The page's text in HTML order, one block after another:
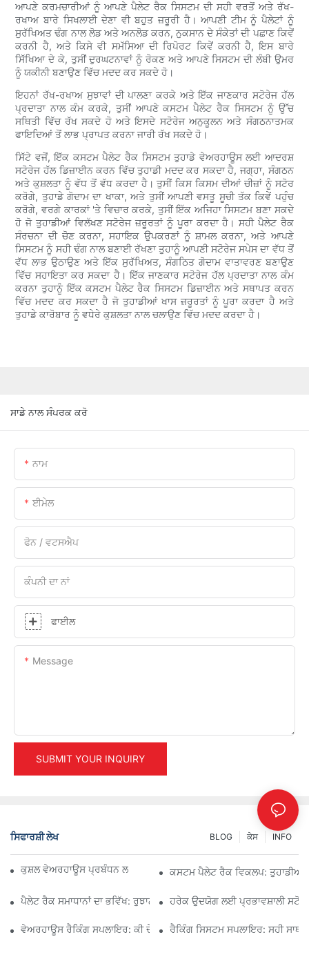
ਆਪਣੇ ਕਰਮਚਾਰੀਆਂ ਨੂੰ ਆਪਣੇ ਪੈਲੇਟ ਰੈਕ ਸਿਸਟਮ ਦੀ ਸਹੀ ਵਰਤੋਂ ਅਤੇ ਰੱਖ-
ਰਖਾਅ ਬਾਰੇ ਸਿਖਲਾਈ ਦੇਣਾ ਵੀ ਬਹੁਤ ਜ਼ਰੂਰੀ ਹੈ। ਆਪਣੀ ਟੀਮ ਨੂੰ ਪੈਲੇਟਾਂ ਨੂੰ
ਸੁਰੱਖਿਅਤ ਢੰਗ ਨਾਲ ਲੋਡ ਅਤੇ ਅਨਲੋਡ ਕਰਨ, ਨੁਕਸਾਨ ਦੇ ਸੰਕੇਤਾਂ ਦੀ ਪਛਾਣ ਕਿਵੇਂ
ਕਰਨੀ ਹੈ, ਅਤੇ ਕਿਸੇ ਵੀ ਸਮੱਸਿਆ ਦੀ ਰਿਪੋਰਟ ਕਿਵੇਂ ਕਰਨੀ ਹੈ, ਇਸ ਬਾਰੇ
ਸਿੱਖਿਆ ਦੇ ਕੇ, ਤੁਸੀਂ ਦੁਰਘਟਨਾਵਾਂ ਨੂੰ ਰੋਕਣ ਅਤੇ ਆਪਣੇ ਸਿਸਟਮ ਦੀ ਲੰਬੀ ਉਮਰ
ਨੂੰ ਯਕੀਨੀ ਬਣਾਉਣ ਵਿੱਚ ਮਦਦ ਕਰ ਸਕਦੇ ਹੋ।
ਇਹਨਾਂ ਰੱਖ-ਰਖਾਅ ਸੁਝਾਵਾਂ ਦੀ ਪਾਲਣਾ ਕਰਕੇ ਅਤੇ ਇੱਕ ਜਾਣਕਾਰ ਸਟੋਰੇਜ ਹੱਲ
ਪ੍ਰਦਾਤਾ ਨਾਲ ਕੰਮ ਕਰਕੇ, ਤੁਸੀਂ ਆਪਣੇ ਕਸਟਮ ਪੈਲੇਟ ਰੈਕ ਸਿਸਟਮ ਨੂੰ ਉੱਚ
ਸਥਿਤੀ ਵਿੱਚ ਰੱਖ ਸਕਦੇ ਹੋ ਅਤੇ ਇਸਦੇ ਸਟੋਰੇਜ ਅਨੁਕੂਲਨ ਅਤੇ ਸੰਗਠਨਾਤਮਕ
ਫਾਇਦਿਆਂ ਤੋਂ ਲਾਭ ਪ੍ਰਾਪਤ ਕਰਨਾ ਜਾਰੀ ਰੱਖ ਸਕਦੇ ਹੋ।
ਸਿੱਟੇ ਵਜੋਂ, ਇੱਕ ਕਸਟਮ ਪੈਲੇਟ ਰੈਕ ਸਿਸਟਮ ਤੁਹਾਡੇ ਵੇਅਰਹਾਊਸ ਲਈ ਆਦਰਸ਼
ਸਟੋਰੇਜ ਹੱਲ ਡਿਜ਼ਾਈਨ ਕਰਨ ਵਿੱਚ ਤੁਹਾਡੀ ਮਦਦ ਕਰ ਸਕਦਾ ਹੈ, ਜਗ੍ਹਾ, ਸੰਗਠਨ
ਅਤੇ ਕੁਸ਼ਲਤਾ ਨੂੰ ਵੱਧ ਤੋਂ ਵੱਧ ਕਰਦਾ ਹੈ। ਤੁਸੀਂ ਕਿਸ ਕਿਸਮ ਦੀਆਂ ਚੀਜ਼ਾਂ ਨੂੰ ਸਟੋਰ
ਕਰੋਗੇ, ਤੁਹਾਡੇ ਗੋਦਾਮ ਦਾ ਖਾਕਾ, ਅਤੇ ਤੁਸੀਂ ਆਪਣੀ ਵਸਤੂ ਸੂਚੀ ਤੱਕ ਕਿਵੇਂ ਪਹੁੰਚ
ਕਰੋਗੇ, ਵਰਗੇ ਕਾਰਕਾਂ 'ਤੇ ਵਿਚਾਰ ਕਰਕੇ, ਤੁਸੀਂ ਇੱਕ ਅਜਿਹਾ ਸਿਸਟਮ ਬਣਾ ਸਕਦੇ
ਹੋ ਜੋ ਤੁਹਾਡੀਆਂ ਵਿਲੱਖਣ ਸਟੋਰੇਜ ਜ਼ਰੂਰਤਾਂ ਨੂੰ ਪੂਰਾ ਕਰਦਾ ਹੈ। ਸਹੀ ਪੈਲੇਟ ਰੈਕ
ਸੰਰਚਨਾ ਦੀ ਚੋਣ ਕਰਨਾ, ਸਹਾਇਕ ਉਪਕਰਣਾਂ ਨੂੰ ਸ਼ਾਮਲ ਕਰਨਾ, ਅਤੇ ਆਪਣੇ
ਸਿਸਟਮ ਨੂੰ ਸਹੀ ਢੰਗ ਨਾਲ ਬਣਾਈ ਰੱਖਣਾ ਤੁਹਾਨੂੰ ਆਪਣੀ ਸਟੋਰੇਜ ਸਪੇਸ ਦਾ ਵੱਧ ਤੋਂ
ਵੱਧ ਲਾਭ ਉਠਾਉਣ ਅਤੇ ਇੱਕ ਸੁਰੱਖਿਅਤ, ਸੰਗਠਿਤ ਗੋਦਾਮ ਵਾਤਾਵਰਣ ਬਣਾਉਣ
ਵਿੱਚ ਸਹਾਇਤਾ ਕਰ ਸਕਦਾ ਹੈ। ਇੱਕ ਜਾਣਕਾਰ ਸਟੋਰੇਜ ਹੱਲ ਪ੍ਰਦਾਤਾ ਨਾਲ ਕੰਮ
ਕਰਨਾ ਤੁਹਾਨੂੰ ਇੱਕ ਕਸਟਮ ਪੈਲੇਟ ਰੈਕ ਸਿਸਟਮ ਡਿਜ਼ਾਈਨ ਅਤੇ ਸਥਾਪਤ ਕਰਨ
ਵਿੱਚ ਮਦਦ ਕਰ ਸਕਦਾ ਹੈ ਜੋ ਤੁਹਾਡੀਆਂ ਖਾਸ ਜ਼ਰੂਰਤਾਂ ਨੂੰ ਪੂਰਾ ਕਰਦਾ ਹੈ ਅਤੇ
ਤੁਹਾਡੇ ਕਾਰੋਬਾਰ ਨੂੰ ਵਧੇਰੇ ਕੁਸ਼ਲਤਾ ਨਾਲ ਚਲਾਉਣ ਵਿੱਚ ਮਦਦ ਕਰਦਾ ਹੈ।
ਸਾਡੇ ਨਾਲ ਸੰਪਰਕ ਕਰੋ
ਨਾਮ
ਈਮੇਲ
ਫੋਨ / ਵਟਸਐਪ
ਕੰਪਨੀ ਦਾ ਨਾਂ
ਫਾਈਲ
Message
SUBMIT YOUR INQUIRY
ਸਿਫਾਰਸ਼ੀ ਲੇਖ INFO
ਕੇਸ
BLOG
ਕੁਸ਼ਲ ਵੇਅਰਹਾਊਸ ਪ੍ਰਬੰਧਨ ਲਈ ਪ੍ਰਮੁੱਖ ਉਦਯੋਗਿਕ ਰੈਕਿੰਗ ਹੱਲ
ਕਸਟਮ ਪੈਲੇਟ ਰੈਕ ਵਿਕਲਪ: ਤੁਹਾਡੀਆਂ
ਪੈਲੇਟ ਰੈਕ ਸਮਾਧਾਨਾਂ ਦਾ ਭਵਿੱਖ: ਰੁਝਾਨ ਅਤੇ ਨਵੀਨਤਾਵਾਂਹਰੇਕ ਉਦਯੋਗ ਲਈ ਪ੍ਰਭਾਵਸ਼ਾਲੀ
ਵੇਅਰਹਾਊਸ ਰੈਕਿੰਗ ਸਪਲਾਇਰ: ਕੀ ਦੇਖਣਾ ਹੈਰੈਕਿੰਗ ਸਿਸਟਮ ਸਪਲਾਇਰ: ਸਹੀ